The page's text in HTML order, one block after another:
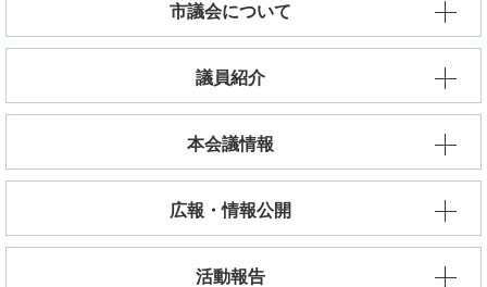
市議会について
議員紹介
本会議情報
広報・情報公開
活動報告